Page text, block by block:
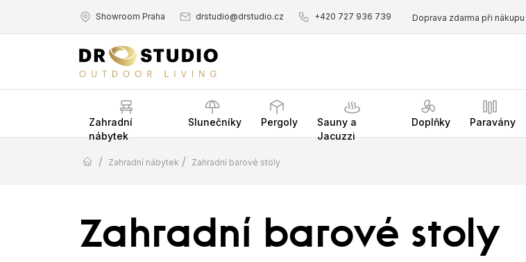
Showroom Praha drstudio@drstudio.cz +420 727 936 739 Doprava zdarma při nákupu
Zahradní
nábytek
Slunečníky Pergoly
Sauny a
Jacuzzi
Doplňky Paravány
/ Zahradní nábytek / Zahradní barové stoly
Zahradní barové stoly